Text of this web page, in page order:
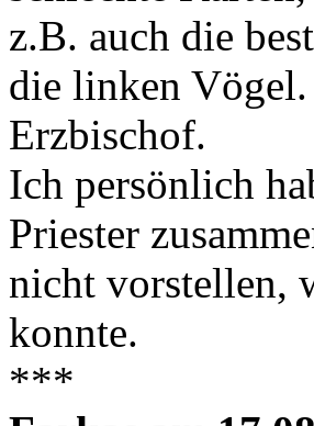
z.B. auch die
die linken
Erzbischof.
Ich persönlich
Priester
nicht vorstellen,
konnte.
***